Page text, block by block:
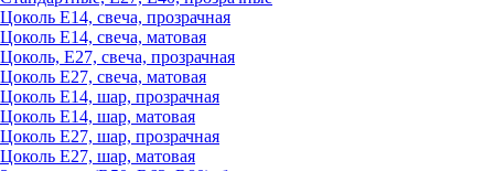
Цоколь Е14, свеча, прозрачная
Цоколь Е14, свеча, матовая
Цоколь, Е27, свеча, прозрачная
Цоколь Е27, свеча, матовая
Цоколь Е14, шар, прозрачная
Цоколь Е14, шар, матовая
Цоколь Е27, шар, прозрачная
Цоколь Е27, шар, матовая